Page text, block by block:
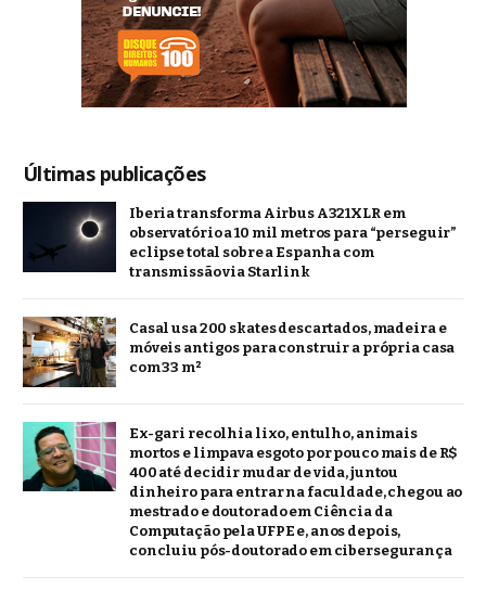
Últimas publicações
Iberia transforma Airbus A321XLR em
observatório a 10 mil metros para “perseguir”
eclipse total sobre a Espanha com
transmissão via Starlink
Casal usa 200 skates descartados, madeira e
móveis antigos para construir a própria casa
com 33 m²
Ex-gari recolhia lixo, entulho, animais
mortos e limpava esgoto por pouco mais de R$
400 até decidir mudar de vida, juntou
dinheiro para entrar na faculdade, chegou ao
mestrado e doutorado em Ciência da
Computação pela UFPE e, anos depois,
concluiu pós-doutorado em cibersegurança